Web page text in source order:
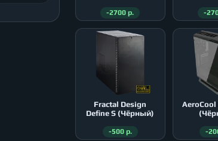
-2700 р. -
Fractal Design
Define S (Чёрный)
-500 р.
AeroСool
-